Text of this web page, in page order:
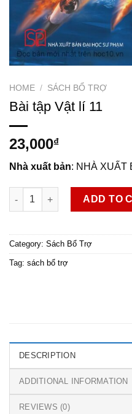
HOME / SÁCH BỔ TRỢ
Bài tập Vật lí 11
23,000₫
Nhà xuất bản: NHÀ XUẤT
Bài tập Vật lí 11 quantity
ADD TO
Category: Sách Bổ Trợ
Tag: sách bổ trợ
DESCRIPTION
ADDITIONAL INFORMATION
REVIEWS (0)